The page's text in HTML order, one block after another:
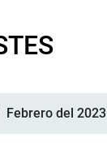
Febrero del 2023